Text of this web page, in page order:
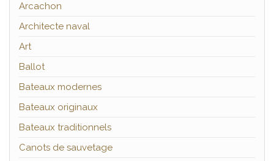
Arcachon
Architecte naval
Art
Ballot
Bateaux modernes
Bateaux originaux
Bateaux traditionnels
Canots de sauvetage